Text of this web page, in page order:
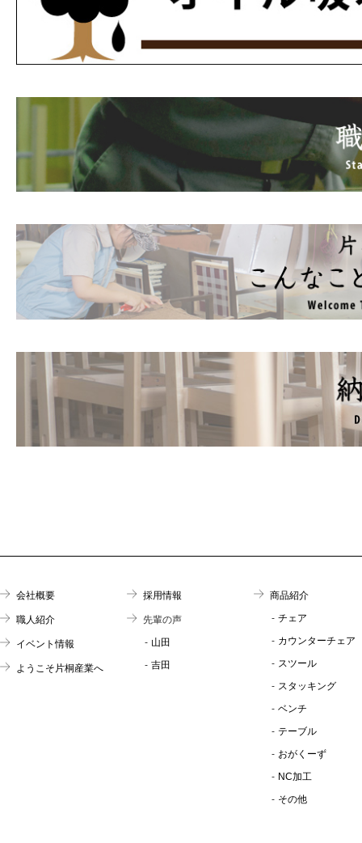
会社概要
職人紹介
イベント情報
ようこそ片桐産業へ
採用情報
先輩の声
山田
吉田
商品紹介
チェア
カウンターチェア
スツール
スタッキング
ベンチ
テーブル
おがくーず
NC加工
その他